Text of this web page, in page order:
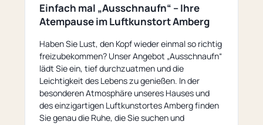
Einfach mal „Ausschnaufn“ – Ihre
Atempause im Luftkunstort Amberg
Haben Sie Lust, den Kopf wieder einmal so richtig
freizubekommen? Unser Angebot „Ausschnaufn“
lädt Sie ein, tief durchzuatmen und die
Leichtigkeit des Lebens zu genießen. In der
besonderen Atmosphäre unseres Hauses und
des einzigartigen Luftkunstortes Amberg finden
Sie genau die Ruhe, die Sie suchen und